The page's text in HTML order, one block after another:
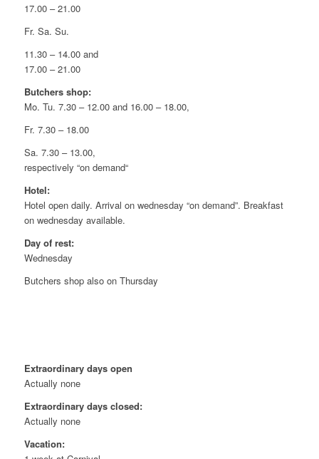
17.00 – 21.00
Fr. Sa. Su.
11.30 – 14.00 and
17.00 – 21.00
Butchers shop:
Mo. Tu. 7.30 – 12.00 and 16.00 – 18.00,
Fr. 7.30 – 18.00
Sa. 7.30 – 13.00,
respectively “on demand“
Hotel:
Hotel open daily. Arrival on wednesday “on demand”. Breakfast
on wednesday available.
Day of rest:
Wednesday
Butchers shop also on Thursday
Extraordinary days open
Actually none
Extraordinary days closed:
Actually none
Vacation: